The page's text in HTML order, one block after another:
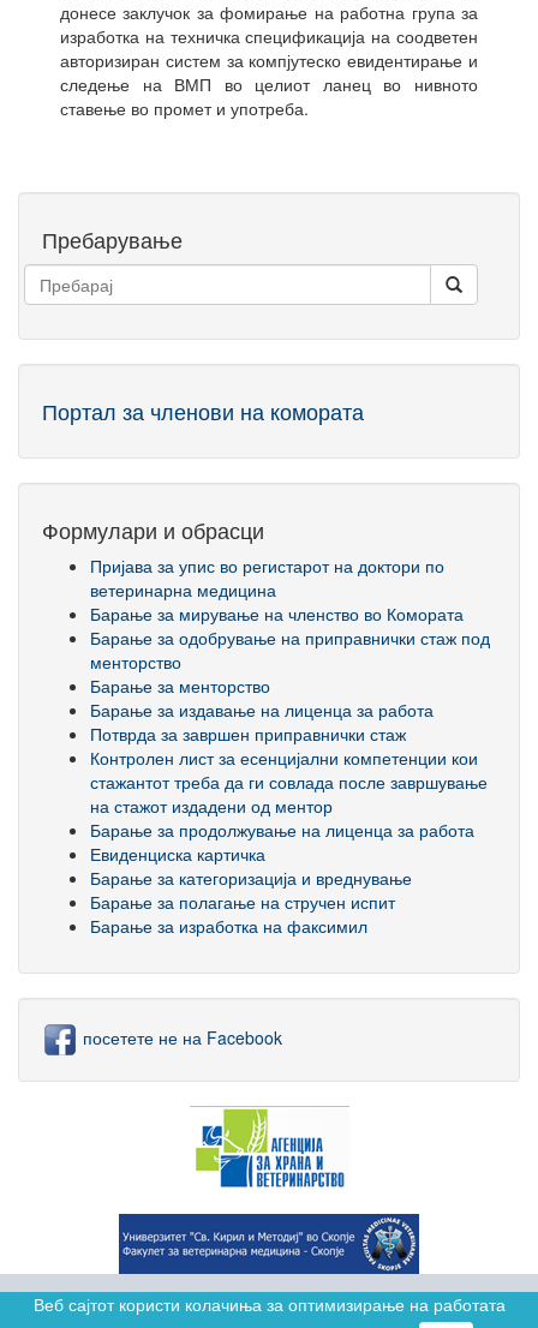
донесе заклучок за фомирање на работна група за
изработка на техничка спецификација на соодветен
авторизиран систем за компјутеско евидентирање и
следење на ВМП во целиот ланец во нивното
ставење во промет и употреба.
Пребарување
Портал за членови на комората
Формулари и обрасци
Пријава за упис во регистарот на доктори по
ветеринарна медицина
Барање за мирување на членство во Комората
Барање за одобрување на приправнички стаж под
менторство
Барање за менторство
Барање за издавање на лиценца за работа
Потврда за завршен приправнички стаж
Контролен лист за есенцијални компетенции кои
стажантот треба да ги совлада после завршување
на стажот издадени од ментор
Барање за продолжување на лиценца за работа
Евиденциска картичка
Барање за категоризација и вреднување
Барање за полагање на стручен испит
Барање за изработка на факсимил
посетете не на Facebook
Веб сајтот користи колачиња за оптимизирање на работата